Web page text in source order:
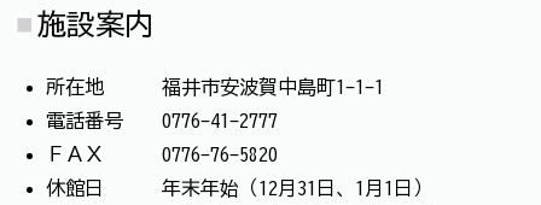
施設案内
所在地 福井市安波賀中島町1-1-1
電話番号 0776-41-2777
ＦＡＸ 0776-76-5820
休館日 年末年始（12月31日、1月1日）